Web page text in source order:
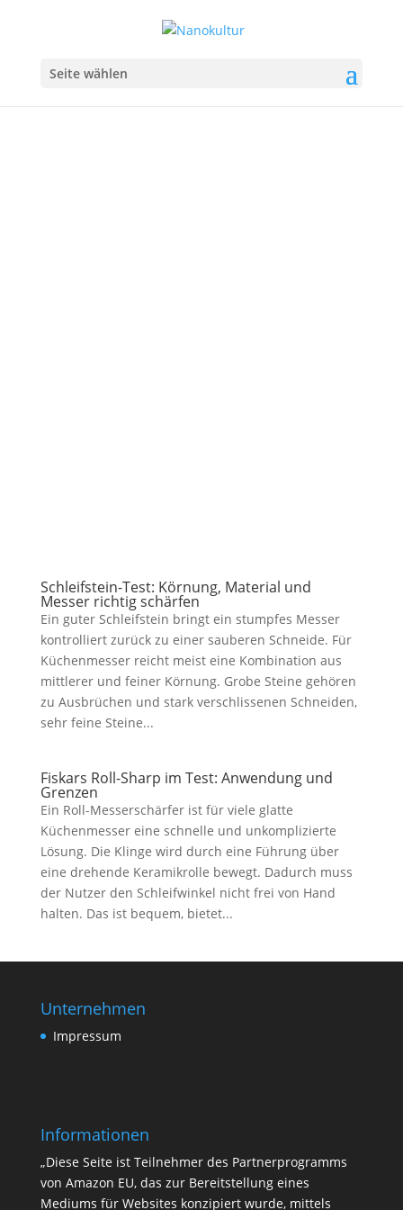
Seite wählen
Schleifstein-Test: Körnung, Material und
Messer richtig schärfen
Ein guter Schleifstein bringt ein stumpfes Messer
kontrolliert zurück zu einer sauberen Schneide. Für
Küchenmesser reicht meist eine Kombination aus
mittlerer und feiner Körnung. Grobe Steine gehören
zu Ausbrüchen und stark verschlissenen Schneiden,
sehr feine Steine...
Fiskars Roll-Sharp im Test: Anwendung und
Grenzen
Ein Roll-Messerschärfer ist für viele glatte
Küchenmesser eine schnelle und unkomplizierte
Lösung. Die Klinge wird durch eine Führung über
eine drehende Keramikrolle bewegt. Dadurch muss
der Nutzer den Schleifwinkel nicht frei von Hand
halten. Das ist bequem, bietet...
Unternehmen
Impressum
Informationen
„Diese Seite ist Teilnehmer des Partnerprogramms
von Amazon EU, das zur Bereitstellung eines
Mediums für Websites konzipiert wurde, mittels